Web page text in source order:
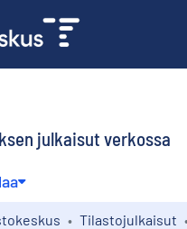
julkaisut verkossa
Tilastojulkaisut